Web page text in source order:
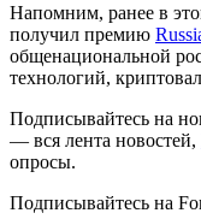
Напомним, ранее в
получил премию
общенациональной
технологий,
Подписывайтесь на
— вся лента новостей,
опросы.
Подписывайтесь на